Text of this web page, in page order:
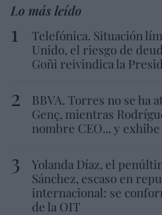
Lo más leído
Telefónica. Situación
Unido, el riesgo de
Goñi reivindica la
BBVA. Torres no se ha
Genç, mientras
nombre CEO... y
Yolanda Díaz, el
Sánchez, escaso en
internacional: se
de la OIT